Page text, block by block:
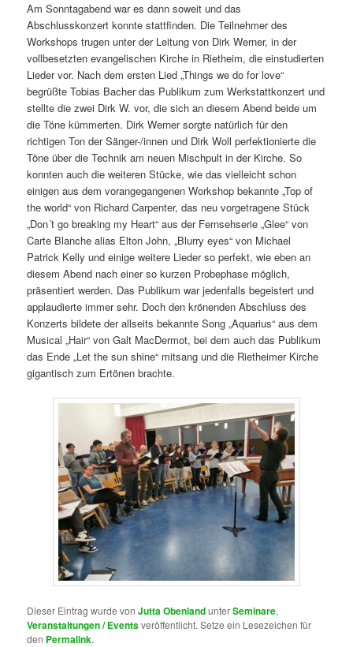
Am Sonntagabend war es dann soweit und das
Abschlusskonzert konnte stattfinden. Die Teilnehmer des
Workshops trugen unter der Leitung von Dirk Werner, in der
vollbesetzten evangelischen Kirche in Rietheim, die einstudierten
Lieder vor. Nach dem ersten Lied „Things we do for love“
begrüßte Tobias Bacher das Publikum zum Werkstattkonzert und
stellte die zwei Dirk W. vor, die sich an diesem Abend beide um
die Töne kümmerten. Dirk Werner sorgte natürlich für den
richtigen Ton der Sänger-/innen und Dirk Woll perfektionierte die
Töne über die Technik am neuen Mischpult in der Kirche. So
konnten auch die weiteren Stücke, wie das vielleicht schon
einigen aus dem vorangegangenen Workshop bekannte „Top of
the world“ von Richard Carpenter, das neu vorgetragene Stück
„Don´t go breaking my Heart“ aus der Fernsehserie „Glee“ von
Carte Blanche alias Elton John, „Blurry eyes“ von Michael
Patrick Kelly und einige weitere Lieder so perfekt, wie eben an
diesem Abend nach einer so kurzen Probephase möglich,
präsentiert werden. Das Publikum war jedenfalls begeistert und
applaudierte immer sehr. Doch den krönenden Abschluss des
Konzerts bildete der allseits bekannte Song „Aquarius“ aus dem
Musical „Hair“ von Galt MacDermot, bei dem auch das Publikum
das Ende „Let the sun shine“ mitsang und die Rietheimer Kirche
gigantisch zum Ertönen brachte.
Dieser Eintrag wurde vonJutta ObenlandunterSeminare,
Veranstaltungen / Eventsveröffentlicht. Setze ein Lesezeichen für
den Permalink.